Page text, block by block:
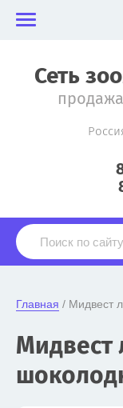
Сеть
Главная / Мидвест
Мидвест